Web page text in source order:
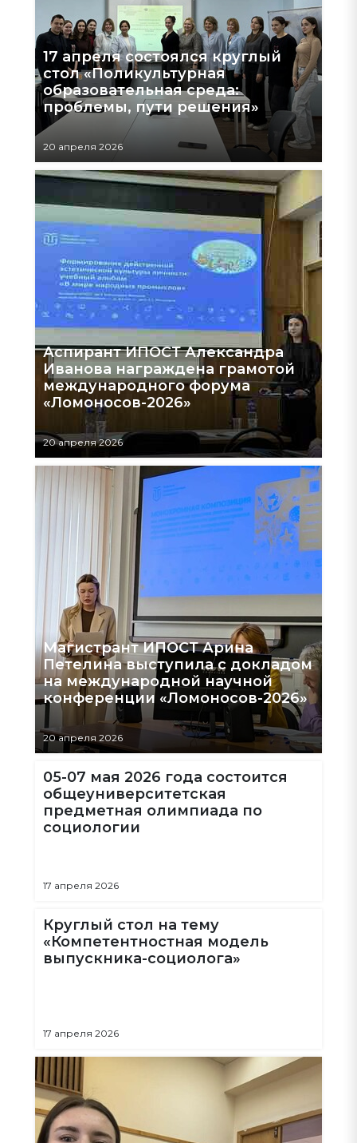
17 апреля состоялся круглый
стол «Поликультурная
образовательная среда:
проблемы, пути решения»
20 апреля 2026
Аспирант ИПОСТ Александра
Иванова награждена грамотой
международного форума
«Ломоносов-2026»
20 апреля 2026
Магистрант ИПОСТ Арина
Петелина выступила с докладом
на международной научной
конференции «Ломоносов-2026»
20 апреля 2026
05-07 мая 2026 года состоится
общеуниверситетская
предметная олимпиада по
социологии
17 апреля 2026
Круглый стол на тему
«Компетентностная модель
выпускника-социолога»
17 апреля 2026